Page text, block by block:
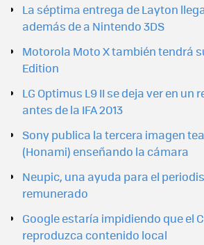
La séptima entrega de Layton
además de a Nintendo 3DS
Motorola Moto X también tendrá
Edition
LG Optimus L9 II se deja ver en un
antes de la IFA 2013
Sony publica la tercera imagen
(Honami) enseñando la cámara
Neupic, una ayuda para el
remunerado
Google estaría impidiendo que el
reproduzca contenido local